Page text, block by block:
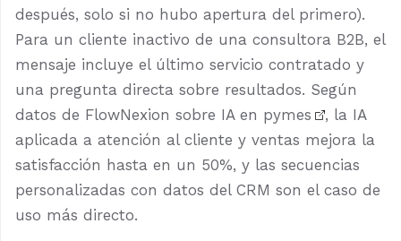
después, solo si no hubo apertura del primero).
Para un cliente inactivo de una consultora B2B, el
mensaje incluye el último servicio contratado y
una pregunta directa sobre resultados. Según
datos de FlowNexion sobre IA en pymes
, la IA
aplicada a atención al cliente y ventas mejora la
satisfacción hasta en un 50%, y las secuencias
personalizadas con datos del CRM son el caso de
uso más directo.